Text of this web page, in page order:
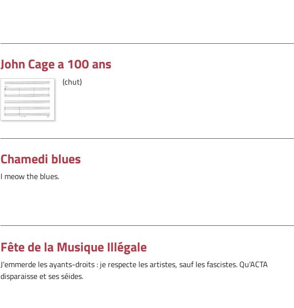
John Cage a 100 ans
(chut)
Chamedi blues
I meow the blues.
Fête de la Musique Illégale
J'emmerde les ayants-droits : je respecte les artistes, sauf les fascistes. Qu'ACTA
disparaisse et ses séides.